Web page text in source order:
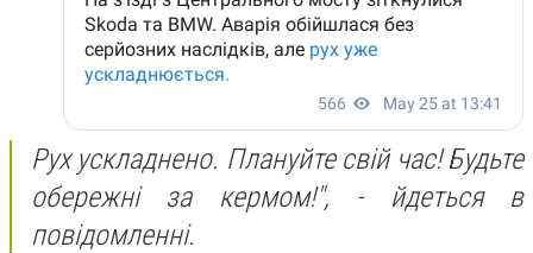
Рух ускладнено. Плануйте свій час! Будьте
обережні за кермом!", - йдеться в
повідомленні.